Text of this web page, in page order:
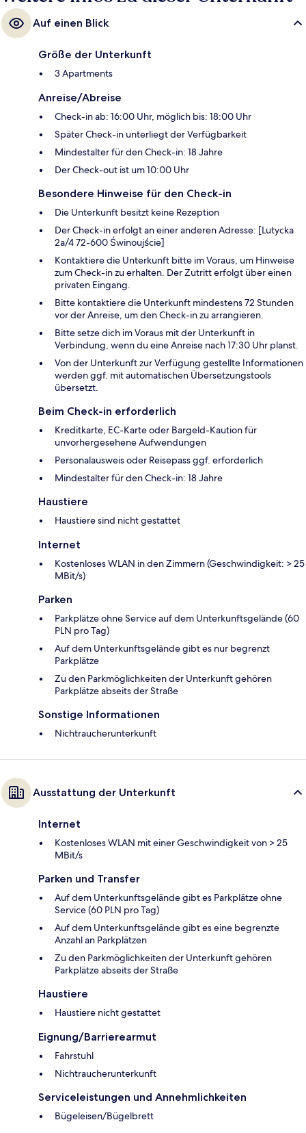
Auf einen Blick
Größe der Unterkunft
3 Apartments
Anreise/Abreise
Check-in ab: 16:00 Uhr, möglich bis: 18:00 Uhr
Später Check-in unterliegt der Verfügbarkeit
Mindestalter für den Check-in: 18 Jahre
Der Check-out ist um 10:00 Uhr
Besondere Hinweise für den Check-in
Die Unterkunft besitzt keine Rezeption
Der Check-in erfolgt an einer anderen Adresse: [Lutycka
2a/4 72-600 Świnoujście]
Kontaktiere die Unterkunft bitte im Voraus, um Hinweise
zum Check-in zu erhalten. Der Zutritt erfolgt über einen
privaten Eingang.
Bitte kontaktiere die Unterkunft mindestens 72 Stunden
vor der Anreise, um den Check-in zu arrangieren.
Bitte setze dich im Voraus mit der Unterkunft in
Verbindung, wenn du eine Anreise nach 17:30 Uhr planst.
Von der Unterkunft zur Verfügung gestellte Informationen
werden ggf. mit automatischen Übersetzungstools
übersetzt.
Beim Check-in erforderlich
Kreditkarte, EC-Karte oder Bargeld-Kaution für
unvorhergesehene Aufwendungen
Personalausweis oder Reisepass ggf. erforderlich
Mindestalter für den Check-in: 18 Jahre
Haustiere
Haustiere sind nicht gestattet
Internet
Kostenloses WLAN in den Zimmern (Geschwindigkeit: > 25
MBit/s)
Parken
Parkplätze ohne Service auf dem Unterkunftsgelände (60
PLN pro Tag)
Auf dem Unterkunftsgelände gibt es nur begrenzt
Parkplätze
Zu den Parkmöglichkeiten der Unterkunft gehören
Parkplätze abseits der Straße
Sonstige Informationen
Nichtraucherunterkunft
Ausstattung der Unterkunft
Internet
Kostenloses WLAN mit einer Geschwindigkeit von > 25
MBit/s
Parken und Transfer
Auf dem Unterkunftsgelände gibt es Parkplätze ohne
Service (60 PLN pro Tag)
Auf dem Unterkunftsgelände gibt es eine begrenzte
Anzahl an Parkplätzen
Zu den Parkmöglichkeiten der Unterkunft gehören
Parkplätze abseits der Straße
Haustiere
Haustiere nicht gestattet
Eignung/Barrierearmut
Fahrstuhl
Nichtraucherunterkunft
Serviceleistungen und Annehmlichkeiten
Bügeleisen/Bügelbrett